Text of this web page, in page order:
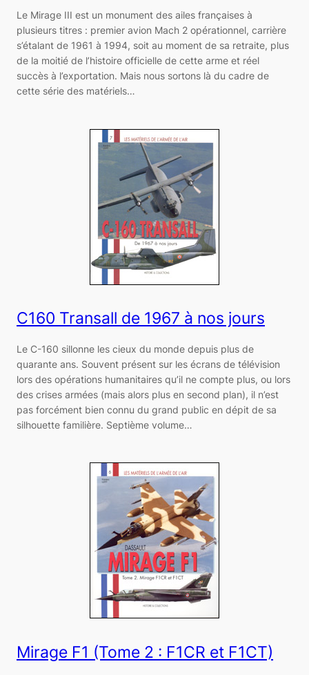
Le Mirage III est un monument des ailes françaises à
plusieurs titres : premier avion Mach 2 opérationnel, carrière
s’étalant de 1961 à 1994, soit au moment de sa retraite, plus
de la moitié de l’histoire officielle de cette arme et réel
succès à l’exportation. Mais nous sortons là du cadre de
cette série des matériels…
C160 Transall de 1967 à nos jours
Le C-160 sillonne les cieux du monde depuis plus de
quarante ans. Souvent présent sur les écrans de télévision
lors des opérations humanitaires qu’il ne compte plus, ou lors
des crises armées (mais alors plus en second plan), il n’est
pas forcément bien connu du grand public en dépit de sa
silhouette familière. Septième volume…
Mirage F1 (Tome 2 : F1CR et F1CT)